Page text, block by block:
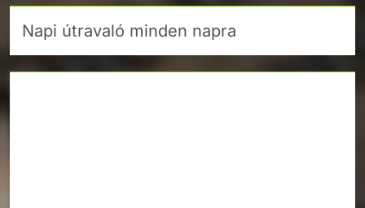
Napi útravaló minden napra